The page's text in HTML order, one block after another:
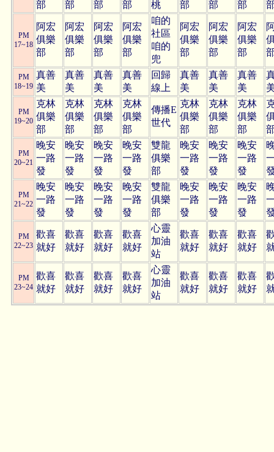
部
部
部
部
桃
部
部
部
PM
17~18
阿宏
俱樂
部
阿宏
俱樂
部
阿宏
俱樂
部
阿宏
俱樂
部
咱的
社區
咱的
兜
阿宏
俱樂
部
阿宏
俱樂
部
阿宏
俱樂
部
PM
18~19
真善
美
真善
美
真善
美
真善
美
回歸
線上
真善
美
真善
美
真善
美
PM
19~20
克林
俱樂
部
克林
俱樂
部
克林
俱樂
部
克林
俱樂
部
傳播E
世代
克林
俱樂
部
克林
俱樂
部
克林
俱樂
部
PM
20~21
晚安
一路
發
晚安
一路
發
晚安
一路
發
晚安
一路
發
雙龍
俱樂
部
晚安
一路
發
晚安
一路
發
晚安
一路
發
PM
21~22
晚安
一路
發
晚安
一路
發
晚安
一路
發
晚安
一路
發
雙龍
俱樂
部
晚安
一路
發
晚安
一路
發
晚安
一路
發
PM
22~23
歡喜
就好
歡喜
就好
歡喜
就好
歡喜
就好
心靈
加油
站
歡喜
就好
歡喜
就好
歡喜
就好
PM
23~24
歡喜
就好
歡喜
就好
歡喜
就好
歡喜
就好
心靈
加油
站
歡喜
就好
歡喜
就好
歡喜
就好